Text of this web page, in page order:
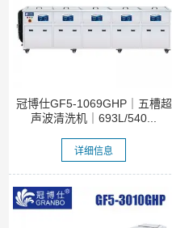
冠博仕GF5-1069GHP｜五槽超
声波清洗机｜693L/540...
详细信息